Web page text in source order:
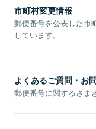
市町村変更情報
郵便番号を公表した市
しています。
よくあるご質問・お
郵便番号に関するさま